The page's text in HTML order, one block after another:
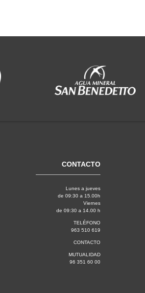
CONTACTO
Lunes a jueves
de 09:30 a 15.00h
Viernes
de 09:30 a 14.00 h
TELÉFONO
963 510 619
CONTACTO
MUTUALIDAD
96 351 60 00